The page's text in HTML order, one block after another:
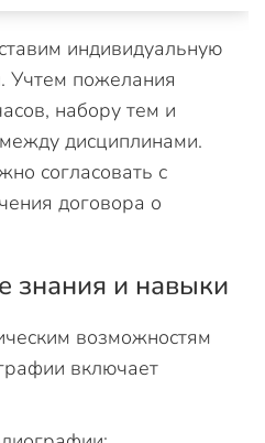
индивидуальную
Учтем пожелания
набору тем и
дисциплинами.
согласовать с
договора о
знания и навыки
возможностям
включает